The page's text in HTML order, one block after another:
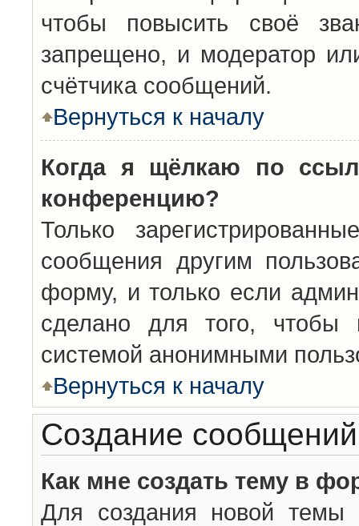
чтобы повысить своё
запрещено, и модератор
счётчика сообщений.
Вернуться к началу
Когда я щёлкаю по
конференцию?
Только
сообщения другим
форму, и только если
сделано для того, чтобы
системой анонимными
Вернуться к началу
Создание сообщений
Как мне создать тему в
Для создания новой темы